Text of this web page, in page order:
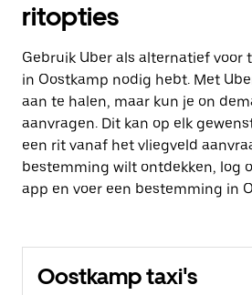
ritopties
Gebruik Uber als alternatief voor
in Oostkamp nodig hebt. Met
aan te halen, maar kun je on
aanvragen. Dit kan op elk
een rit vanaf het vliegveld
bestemming wilt ontdekken, log
app en voer een bestemming in
Oostkamp taxi's